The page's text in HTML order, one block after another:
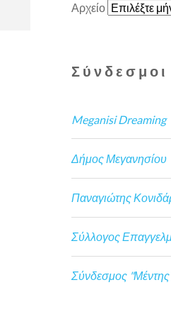
Αρχείο
Σύνδεσμοι
Meganisi Dreaming
Δήμος Μεγανησίου
Παναγιώτης
Σύλλογος
Σύνδεσμος